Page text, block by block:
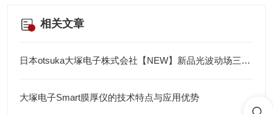
相关文章
日本otsuka大塚电子株式会社【NEW】新品光波动场三次元显微镜MINUK
大塚电子Smart膜厚仪的技术特点与应用优势